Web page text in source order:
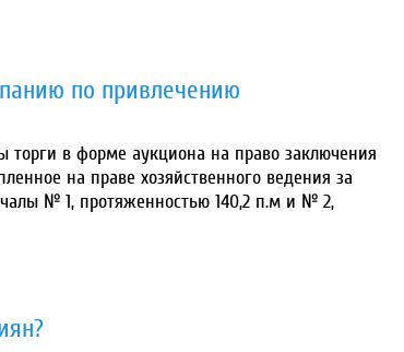
по привлечению
торги в форме аукциона на право заключения
на праве хозяйственного ведения за
№ 1, протяженностью 140,2 п.м и № 2,